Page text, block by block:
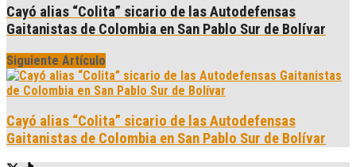
Cayó alias “Colita” sicario de las Autodefensas
Gaitanistas de Colombia en San Pablo Sur de Bolívar
Siguiente Artículo
Cayó alias “Colita” sicario de las Autodefensas
Gaitanistas de Colombia en San Pablo Sur de Bolívar